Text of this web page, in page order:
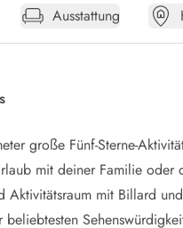
Ausstattung
große Fünf-Sterne-
mit deiner Familie
mit Billard